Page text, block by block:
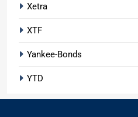
Xetra
XTF
Yankee-Bonds
YTD